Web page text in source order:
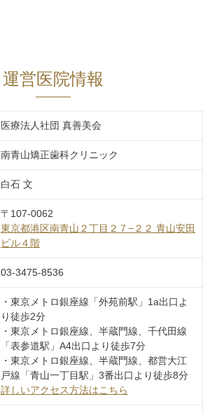
運営医院情報
医療法人社団 真善美会
南青山矯正歯科クリニック
白石 文
〒 107-0062
東京都港区南青山２丁目２７−２２ 青山安田
ビル４階
03-3475-8536
・東京メトロ銀座線「外苑前駅」1a出口よ
り徒歩2分
・東京メトロ銀座線、半蔵門線、千代田線
「表参道駅」A4出口より徒歩7分
・東京メトロ銀座線、半蔵門線、都営大江
戸線「青山一丁目駅」3番出口より徒歩8分
詳しいアクセス方法はこちら